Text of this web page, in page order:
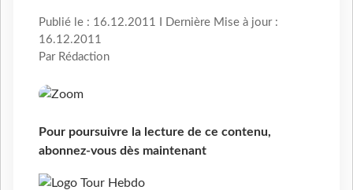
Publié le : 16.12.2011 I Dernière Mise à jour :
16.12.2011
Par Rédaction
Pour poursuivre la lecture de ce contenu,
abonnez-vous dès maintenant